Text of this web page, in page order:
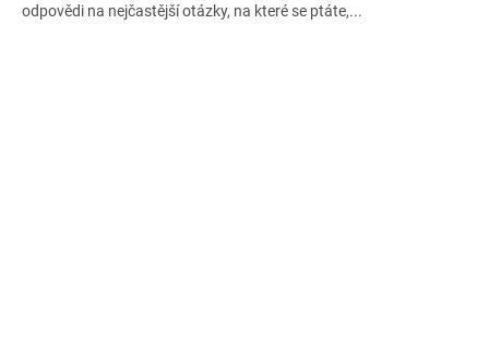
odpovědi na nejčastější otázky, na které se ptáte,...